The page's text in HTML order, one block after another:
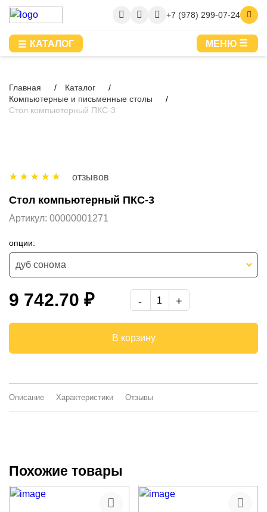
+7 (978) 299-07-24
КАТАЛОГ МЕНЮ
Главная
Каталог
Компьютерные и письменные столы
Стол компьютерный ПКС-3
отзывов
Стол компьютерный ПКС-3
Артикул: 00000001271
опции:
дуб сонома
9 742.70 ₽
В корзину
Описание Характеристики Отзывы
Похожие товары